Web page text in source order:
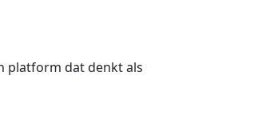
platform dat denkt als